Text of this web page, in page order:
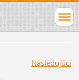
Nasledujúci